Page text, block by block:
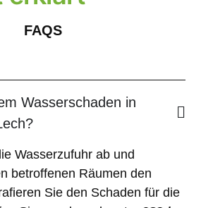
FAQS
Wasserschaden in
Wasserzufuhr ab und
betroffenen Räumen den
Sie den Schaden für die